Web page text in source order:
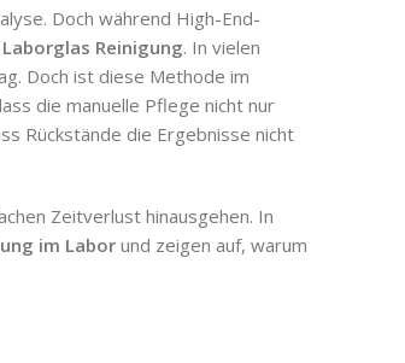
Doch während High-End-
Laborglas Reinigung. In vielen
Doch ist diese Methode im
die manuelle Pflege nicht nur
Rückstände die Ergebnisse nicht
Zeitverlust hinausgehen. In
im Laborund zeigen auf, warum